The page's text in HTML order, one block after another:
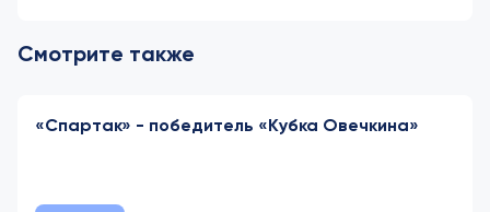
Смотрите также
«Спартак» - победитель «Кубка Овечкина»